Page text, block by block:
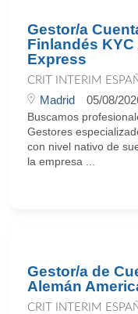
Gestor/a
Finlandés
Express
CRIT INTERIM
Madrid 05/08/
Buscamos
Gestores
con nivel nativo de
la empresa ...
Gestor/a de
Alemán
CRIT INTERIM